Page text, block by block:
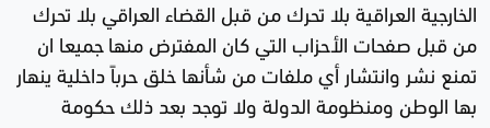
الخارجية العراقية بلا تحرك من قبل القضاء العراقي بلا تحرك
من قبل صفحات الأحزاب التي كان المفترض منها جميعا ان
تمنع نشر وانتشار أي ملفات من شأنها خلق حرباً داخلية ينهار
بها الوطن ومنظومة الدولة ولا توجد بعد ذلك حكومة